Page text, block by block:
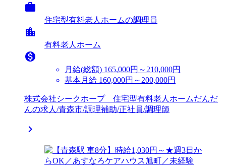

住宅型有料老人ホームの調理員
location_city
有料老人ホーム

月給(総額) 165,000円～210,000円
基本月給 160,000円～200,000円
株式会社シークホープ 住宅型有料老人ホームだんだ
んの求人/青森市/調理補助/正社員/調理師
